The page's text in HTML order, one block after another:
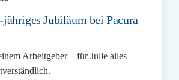
Jubiläum bei Pacura
Arbeitgeber – für Julie alles